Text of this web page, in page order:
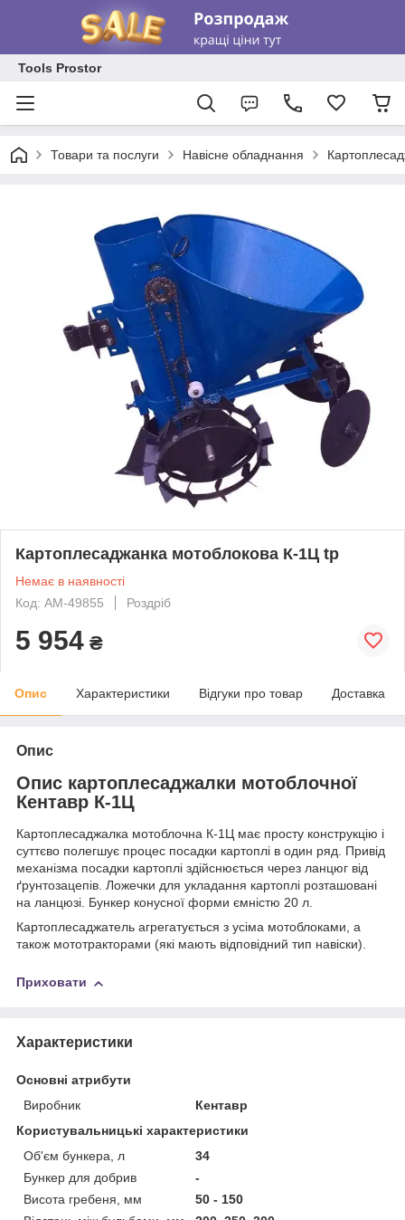
Tools Prostor
Товари та послуги Навісне обладнання
Картоплесаджанка мотоблокова К-1Ц tp
Немає в наявності
Код: AM-49855
Роздріб
5 954 ₴
Опис Характеристики Відгуки про товар Доставка
Опис
Опис картоплесаджалки мотоблочної
Кентавр К-1Ц
Картоплесаджалка мотоблочна К-1Ц має просту конструкцію і
суттєво полегшує процес посадки картоплі в один ряд. Привід
механізма посадки картоплі здійснюється через ланцюг від
ґрунтозацепів. Ложечки для укладання картоплі розташовані
на ланцюзі. Бункер конусної форми ємністю 20 л.
Картоплесаджатель агрегатується з усіма мотоблоками, а
також мототракторами (які мають відповідний тип навіски).
Приховати
Характеристики
Основні атрибути
Виробник
Кентавр
Користувальницькі характеристики
Oб'єм бункера, л
34
Бункер для добрив
-
Висота гребеня, мм
50 - 150